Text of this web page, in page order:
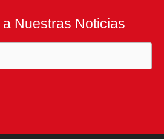
Nuestras Noticias